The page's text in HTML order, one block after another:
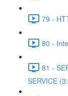
79 -
80 -
81 -
SERVICE